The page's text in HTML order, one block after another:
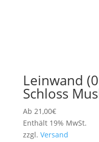
Leinwand
Schloss
Ab 21,00€
Enthält 19% MwSt.
zzgl. Versand